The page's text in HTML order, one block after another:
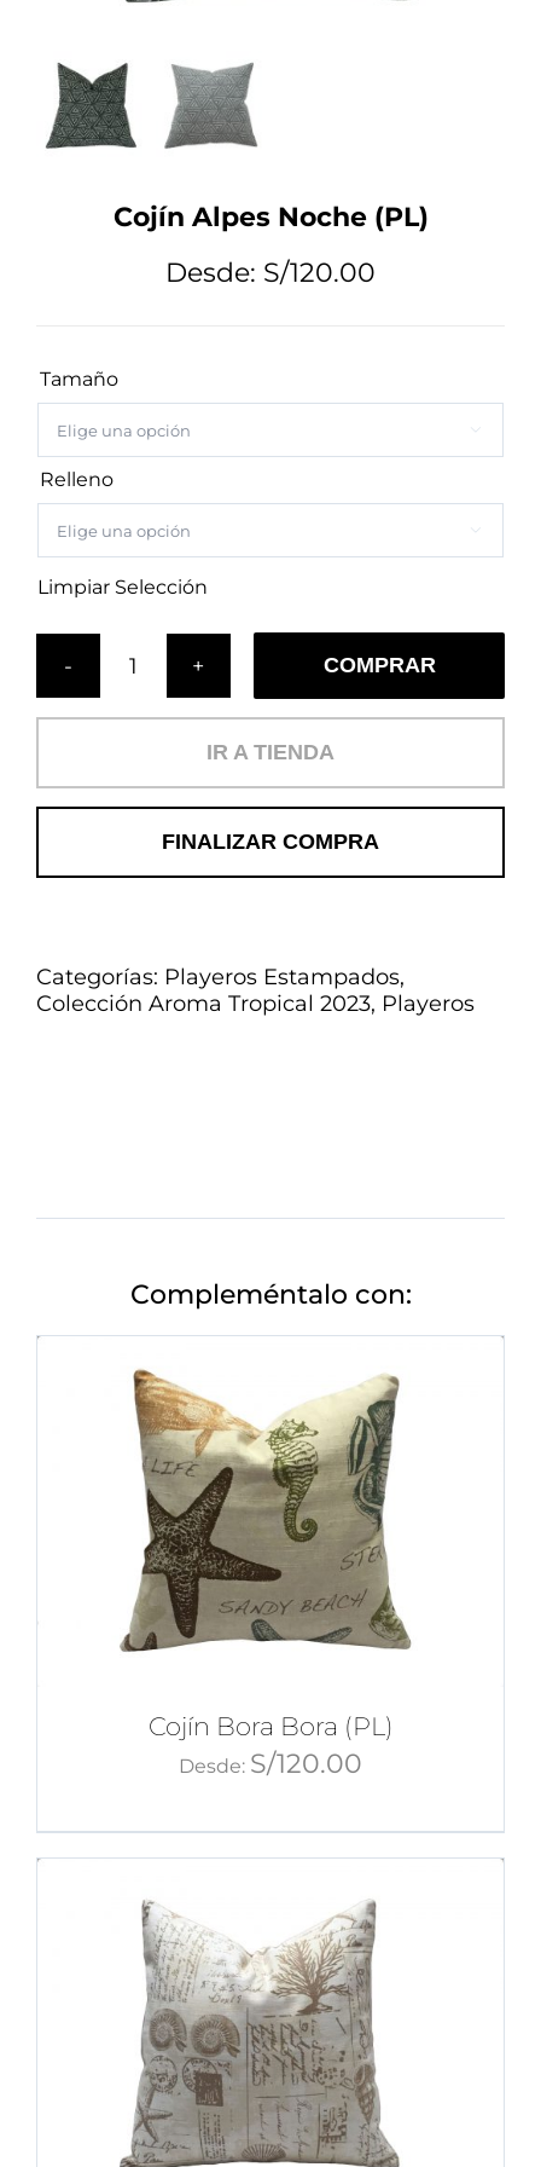
Tips de Diseño
Mi Cuenta
Carrito
Cojín Alpes Noche (PL)
Desde: S/120.00
Tamaño

Relleno

Limpiar Selección
Cojín
cantidad
COMPRAR
IR A TIENDA
FINALIZAR COMPRA
Categorías: Playeros Estampados,
Colección Aroma Tropical 2023, Playeros
Compleméntalo con:
Cojín Bora Bora (PL)
Desde: S/120.00